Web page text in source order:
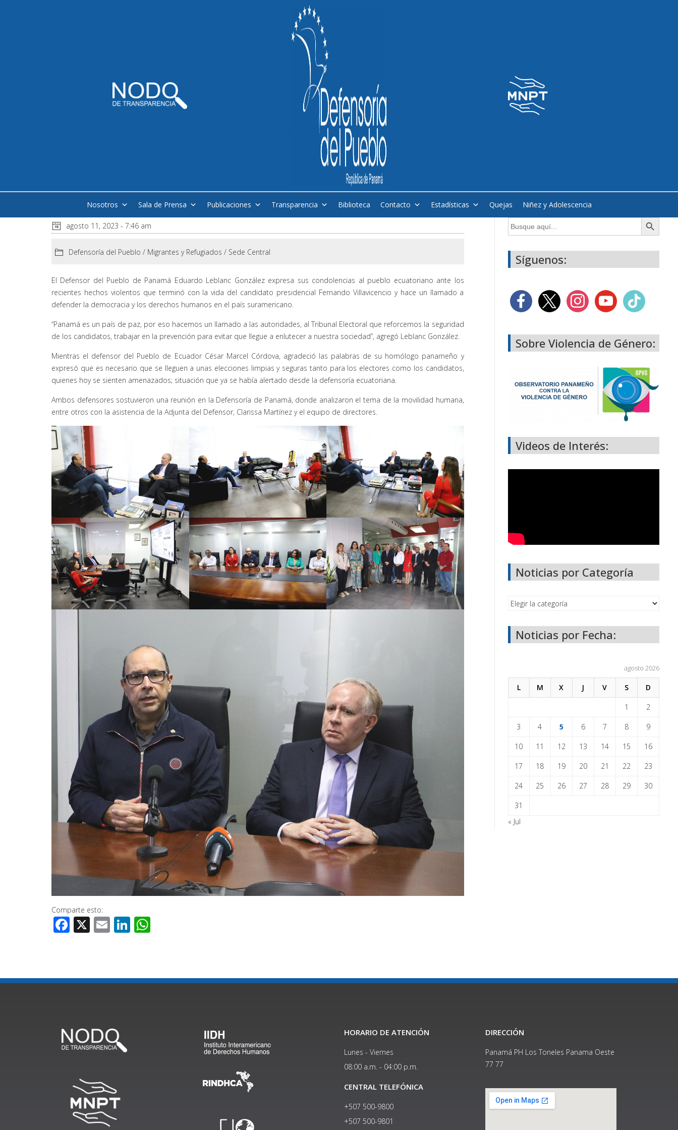
Nosotros Sala de Prensa Publicaciones Transparencia Biblioteca Contacto Estadísticas Quejas Niñez y Adolescencia
agosto 11, 2023 - 7:46 am
Defensoría del Pueblo / Migrantes y Refugiados / Sede Central
El Defensor del Pueblo de Panamá Eduardo Leblanc González expresa sus condolencias al pueblo ecuatoriano ante los
recientes hechos violentos que terminó con la vida del candidato presidencial Fernando Villavicencio y hace un llamado a
defender la democracia y los derechos humanos en el país suramericano.
“Panamá es un país de paz, por eso hacemos un llamado a las autoridades, al Tribunal Electoral que reforcemos la seguridad
de los candidatos, trabajar en la prevención para evitar que llegue a enlutecer a nuestra sociedad”, agregó Leblanc González.
Mientras el defensor del Pueblo de Ecuador César Marcel Córdova, agradeció las palabras de su homólogo panameño y
expresó que es necesario que se lleguen a unas elecciones limpias y seguras tanto para los electores como los candidatos,
quienes hoy se sienten amenazados; situación que ya se había alertado desde la defensoría ecuatoriana.
Ambos defensores sostuvieron una reunión en la Defensoría de Panamá, donde analizaron el tema de la movilidad humana,
entre otros con la asistencia de la Adjunta del Defensor, Clarissa Martínez y el equipo de directores.
Comparte esto:
Facebook
X EmailLinkedIn
Buscar: Botón de búsqueda
Síguenos:
Sobre Violencia de Género:
Videos de Interés:
Noticias por Categoría
Noticias por Fecha:
agosto 2026
L M X J V S D
1 2
3 4 5 6 7 8 9
10 11 12 13 14 15 16
17 18 19 20 21 22 23
24 25 26 27 28 29 30
31
« Jul
HORARIO DE ATENCIÓN
Lunes - Viernes
08:00 a.m. - 04:00 p.m.
CENTRAL TELEFÓNICA
+507 500-9800
+507 500-9801​
DIRECCIÓN
Panamá PH Los Toneles Panama Oeste
77 77